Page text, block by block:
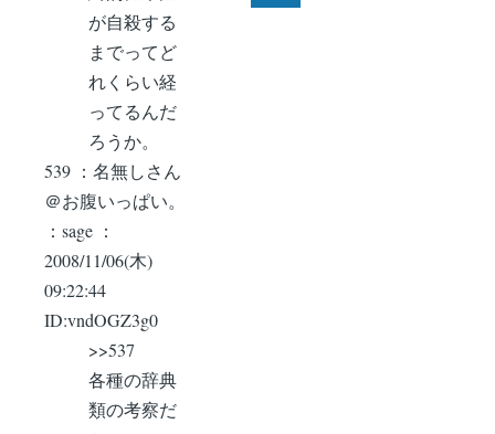
が自殺する
までってど
れくらい経
ってるんだ
ろうか。
539 ：名無しさん
＠お腹いっぱい。
：sage ：
2008/11/06(木)
09:22:44
ID:vndOGZ3g0
>>537
各種の辞典
類の考察だ